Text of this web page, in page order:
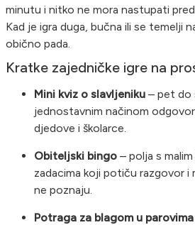
minutu i nitko ne mora nastupati
Kad je igra duga, bučna ili se temelji
obično pada.
Kratke zajedničke igre na
Mini kviz o slavljeniku – pet do
jednostavnim načinom
djedove i školarce.
Obiteljski bingo – polja s
zadacima koji potiču razgovor i
ne poznaju.
Potraga za blagom u parovima